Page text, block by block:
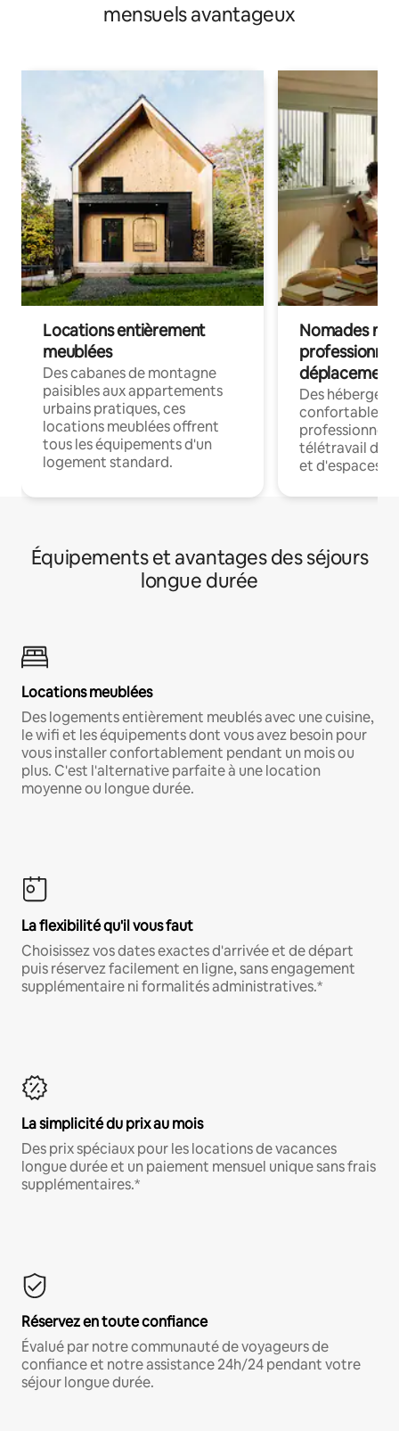
mensuels avantageux
Locations entièrement
meublées
Des cabanes de montagne
paisibles aux appartements
urbains pratiques, ces
locations meublées offrent
tous les équipements d'un
logement standard.
Nomades
déplacement
Des
confortables
professionnels
télétravail
et d'espaces
Équipements et avantages des séjours
longue durée
Locations meublées
Des logements entièrement meublés avec une cuisine,
le wifi et les équipements dont vous avez besoin pour
vous installer confortablement pendant un mois ou
plus. C'est l'alternative parfaite à une location
moyenne ou longue durée.
La flexibilité qu'il vous faut
Choisissez vos dates exactes d'arrivée et de départ
puis réservez facilement en ligne, sans engagement
supplémentaire ni formalités administratives.*
La simplicité du prix au mois
Des prix spéciaux pour les locations de vacances
longue durée et un paiement mensuel unique sans frais
supplémentaires.*
Réservez en toute confiance
Évalué par notre communauté de voyageurs de
confiance et notre assistance 24h/24 pendant votre
séjour longue durée.